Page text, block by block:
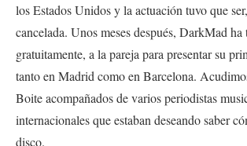
los Estados Unidos y la actuación tuvo que
cancelada. Unos meses después, DarkMad ha
gratuitamente, a la pareja para presentar su
tanto en Madrid como en Barcelona.
Boite acompañados de varios periodistas
internacionales que estaban deseando saber
disco.